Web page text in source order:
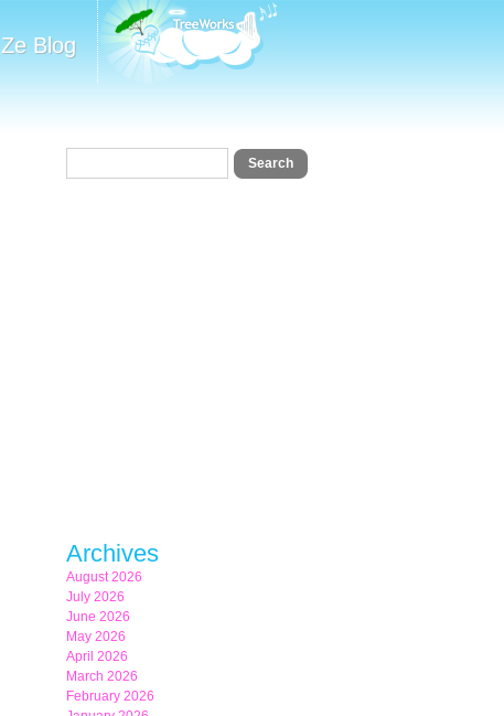
Ze Blog
Archives
August 2026
July 2026
June 2026
May 2026
April 2026
March 2026
February 2026